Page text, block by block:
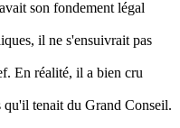
son fondement légal
il ne s'ensuivrait pas
En réalité, il a bien cru
qu'il tenait du Grand Conseil.